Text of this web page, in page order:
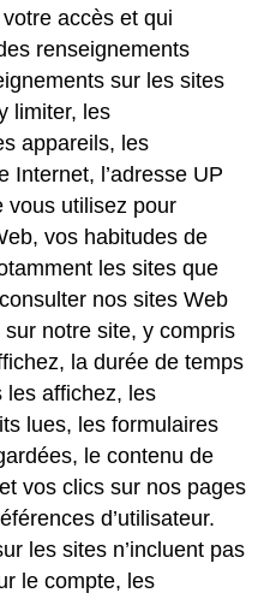
accès et qui
renseignements
sur les sites
limiter, les
appareils, les
Internet, l’adresse UP
vous utilisez pour
vos habitudes de
les sites que
nos sites Web
notre site, y compris
la durée de temps
les affichez, les
lues, les formulaires
le contenu de
vos clics sur nos pages
d’utilisateur.
les sites n’incluent pas
le compte, les